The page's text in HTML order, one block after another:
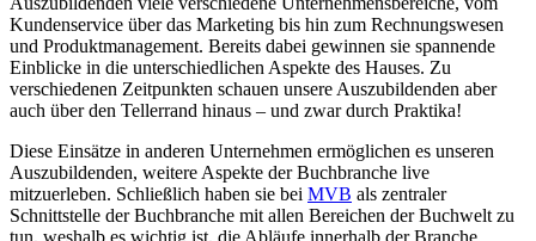
Kundenservice über das Marketing bis hin zum Rechnungswesen
und Produktmanagement. Bereits dabei gewinnen sie spannende
Einblicke in die unterschiedlichen Aspekte des Hauses. Zu
verschiedenen Zeitpunkten schauen unsere Auszubildenden aber
auch über den Tellerrand hinaus – und zwar durch Praktika!
Diese Einsätze in anderen Unternehmen ermöglichen es unseren
Auszubildenden, weitere Aspekte der Buchbranche live
mitzuerleben. Schließlich haben sie bei MVB als zentraler
Schnittstelle der Buchbranche mit allen Bereichen der Buchwelt zu
tun, weshalb es wichtig ist, die Abläufe innerhalb der Branche